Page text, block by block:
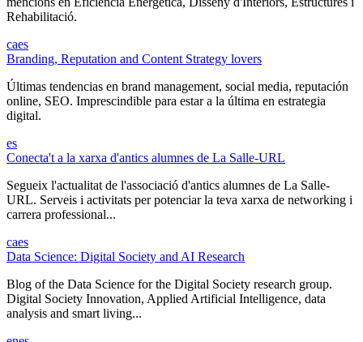
Rehabilitació.
caes
Branding, Reputation and Content Strategy lovers
Últimas tendencias en brand management, social media, reputación
online, SEO. Imprescindible para estar a la última en estrategia
digital.
es
Conecta't a la xarxa d'antics alumnes de La Salle-URL
Segueix l'actualitat de l'associació d'antics alumnes de La Salle-
URL. Serveis i activitats per potenciar la teva xarxa de networking i
carrera professional...
caes
Data Science: Digital Society and AI Research
Blog of the Data Science for the Digital Society research group.
Digital Society Innovation, Applied Artificial Intelligence, data
analysis and smart living...